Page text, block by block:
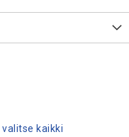
valitse kaikki